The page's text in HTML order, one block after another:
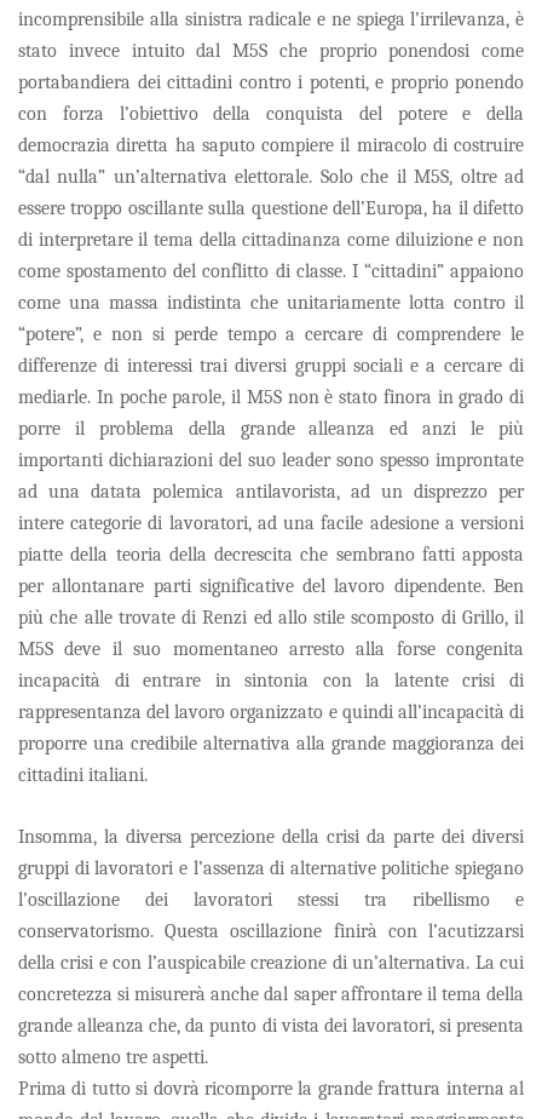
incomprensibile alla sinistra radicale e ne spiega l’irrilevanza, è
stato invece intuito dal M5S che proprio ponendosi come
portabandiera dei cittadini contro i potenti, e proprio ponendo
con forza l’obiettivo della conquista del potere e della
democrazia diretta ha saputo compiere il miracolo di costruire
“dal nulla” un’alternativa elettorale. Solo che il M5S, oltre ad
essere troppo oscillante sulla questione dell’Europa, ha il difetto
di interpretare il tema della cittadinanza come diluizione e non
come spostamento del conflitto di classe. I “cittadini” appaiono
come una massa indistinta che unitariamente lotta contro il
“potere”, e non si perde tempo a cercare di comprendere le
differenze di interessi trai diversi gruppi sociali e a cercare di
mediarle. In poche parole, il M5S non è stato finora in grado di
porre il problema della grande alleanza ed anzi le più
importanti dichiarazioni del suo leader sono spesso improntate
ad una datata polemica antilavorista, ad un disprezzo per
intere categorie di lavoratori, ad una facile adesione a versioni
piatte della teoria della decrescita che sembrano fatti apposta
per allontanare parti significative del lavoro dipendente. Ben
più che alle trovate di Renzi ed allo stile scomposto di Grillo, il
M5S deve il suo momentaneo arresto alla forse congenita
incapacità di entrare in sintonia con la latente crisi di
rappresentanza del lavoro organizzato e quindi all’incapacità di
proporre una credibile alternativa alla grande maggioranza dei
cittadini italiani.
Insomma, la diversa percezione della crisi da parte dei diversi
gruppi di lavoratori e l’assenza di alternative politiche spiegano
l’oscillazione dei lavoratori stessi tra ribellismo e
conservatorismo. Questa oscillazione finirà con l’acutizzarsi
della crisi e con l’auspicabile creazione di un’alternativa. La cui
concretezza si misurerà anche dal saper affrontare il tema della
grande alleanza che, da punto di vista dei lavoratori, si presenta
sotto almeno tre aspetti.
Prima di tutto si dovrà ricomporre la grande frattura interna al